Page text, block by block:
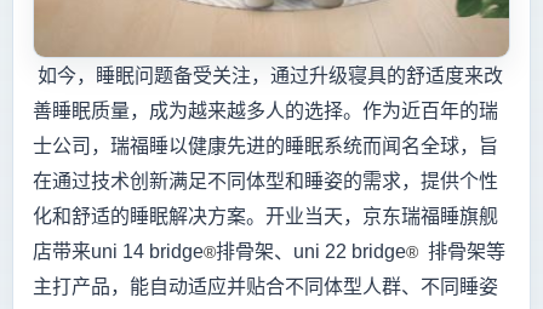
如今，睡眠问题备受关注，通过升级寝具的舒适度来改
善睡眠质量，成为越来越多人的选择。作为近百年的瑞
士公司，瑞福睡以健康先进的睡眠系统而闻名全球，旨
在通过技术创新满足不同体型和睡姿的需求，提供个性
化和舒适的睡眠解决方案。开业当天，京东瑞福睡旗舰
店带来uni 14 bridge®排骨架、uni 22 bridge® 排骨架等
主打产品，能自动适应并贴合不同体型人群、不同睡姿